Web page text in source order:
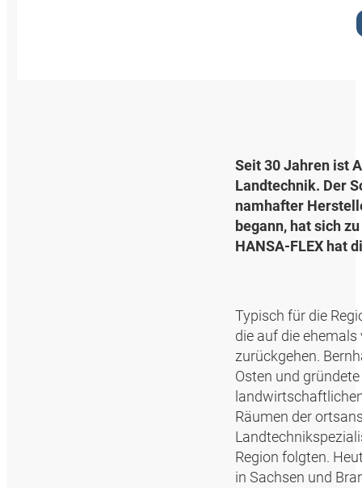
Seit 30 Jahren ist
Landtechnik. Der
namhafter
begann, hat sich
HANSA‑FLEX hat
Typisch für die
die auf die
zurückgehen.
Osten und
Räumen der
Region folgten.
in Sachsen und